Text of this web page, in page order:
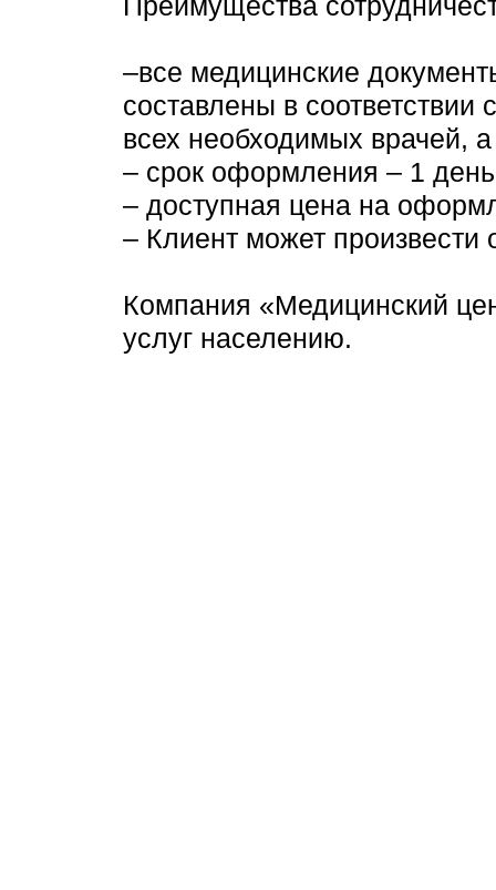
–все медицинские
составлены в
всех необходимых врачей,
– срок оформления – 1
– доступная цена на
– Клиент может
Компания «Медицинский
услуг населению.